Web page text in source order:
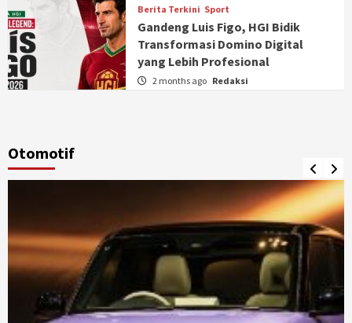
Berita Terkini Sport
Gandeng Luis Figo, HGI Bidik
Transformasi Domino Digital
yang Lebih Profesional
2 months ago Redaksi
Otomotif